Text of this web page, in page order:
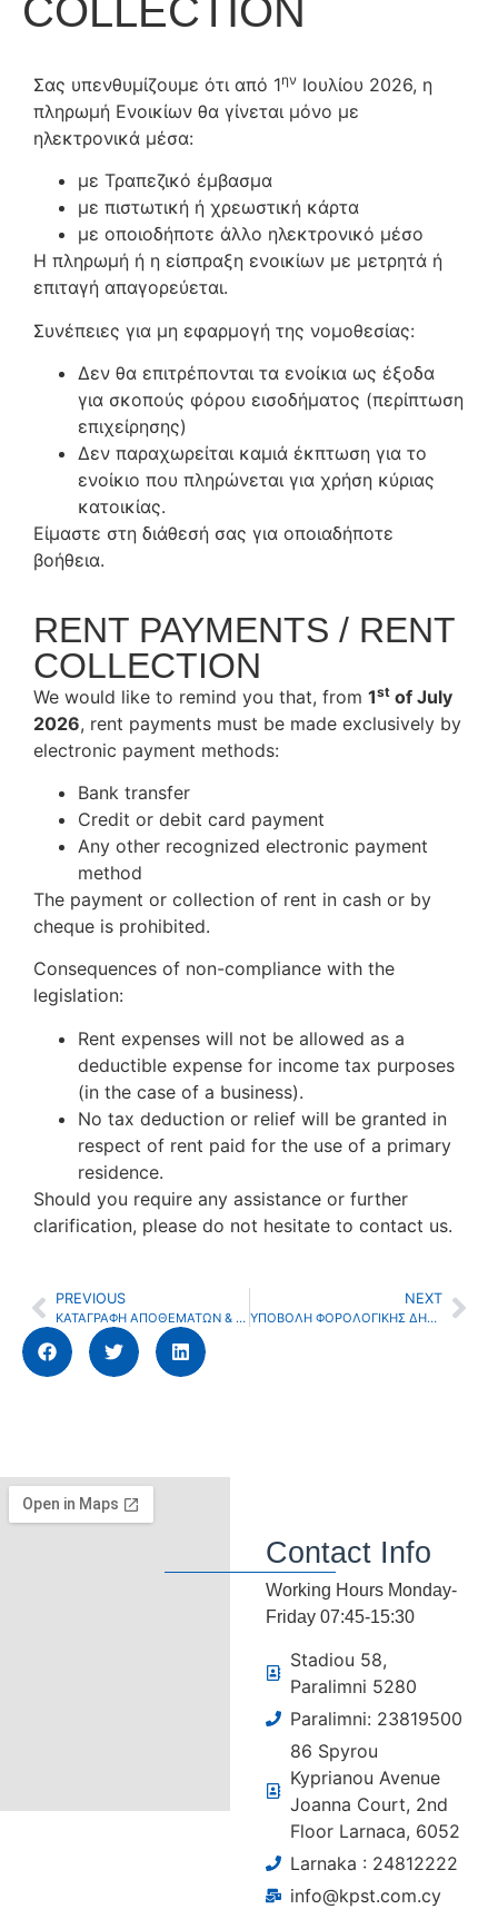
COLLECTION
Σας υπενθυμίζουμε ότι από 1ην Ιουλίου 2026, η
πληρωμή Ενοικίων θα γίνεται μόνο με
ηλεκτρονικά μέσα:
με Τραπεζικό έμβασμα
με πιστωτική ή χρεωστική κάρτα
με οποιοδήποτε άλλο ηλεκτρονικό μέσο
Η πληρωμή ή η είσπραξη ενοικίων με μετρητά ή
επιταγή απαγορεύεται.
Συνέπειες για μη εφαρμογή της νομοθεσίας:
Δεν θα επιτρέπονται τα ενοίκια ως έξοδα
για σκοπούς φόρου εισοδήματος (περίπτωση
επιχείρησης)
Δεν παραχωρείται καμιά έκπτωση για το
ενοίκιο που πληρώνεται για χρήση κύριας
κατοικίας.
Είμαστε στη διάθεσή σας για οποιαδήποτε
βοήθεια.
RENT PAYMENTS / RENT
COLLECTION
We would like to remind you that, from 1st of July
2026, rent payments must be made exclusively by
electronic payment methods:
Bank transfer
Credit or debit card payment
Any other recognized electronic payment
method
The payment or collection of rent in cash or by
cheque is prohibited.
Consequences of non-compliance with the
legislation:
Rent expenses will not be allowed as a
deductible expense for income tax purposes
(in the case of a business).
No tax deduction or relief will be granted in
respect of rent paid for the use of a primary
residence.
Should you require any assistance or further
clarification, please do not hesitate to contact us.
PREVIOUS
ΚΑΤΑΓΡΑΦΗ ΑΠΟΘΕΜΑΤΩΝ & ΚΑΤΑΜΕΤΡΗΣΗ ΤΑΜΕΙΟΥ &STOCK TAKING AND CASH COUNTING
NEXT
ΥΠΟΒΟΛΗ ΦΟΡΟΛΟΓΙΚΗΣ ΔΗΛΩΣΗΣ ΚΑΙ ΠΛΗΡΩΜΗ ΦΟΡΟΥ ΓΙΑ ΤΟ ΕΤΟΣ 2025-SUBMISSION OF TAX RETURN AND PAYMENT OF TAX FOR THE YEAR 2025
Contact Info
Working Hours Monday-
Friday 07:45-15:30
Stadiou 58,
Paralimni 5280
Paralimni: 23819500
86 Spyrou
Kyprianou Avenue
Joanna Court, 2nd
Floor Larnaca, 6052
Larnaka : 24812222
info@kpst.com.cy